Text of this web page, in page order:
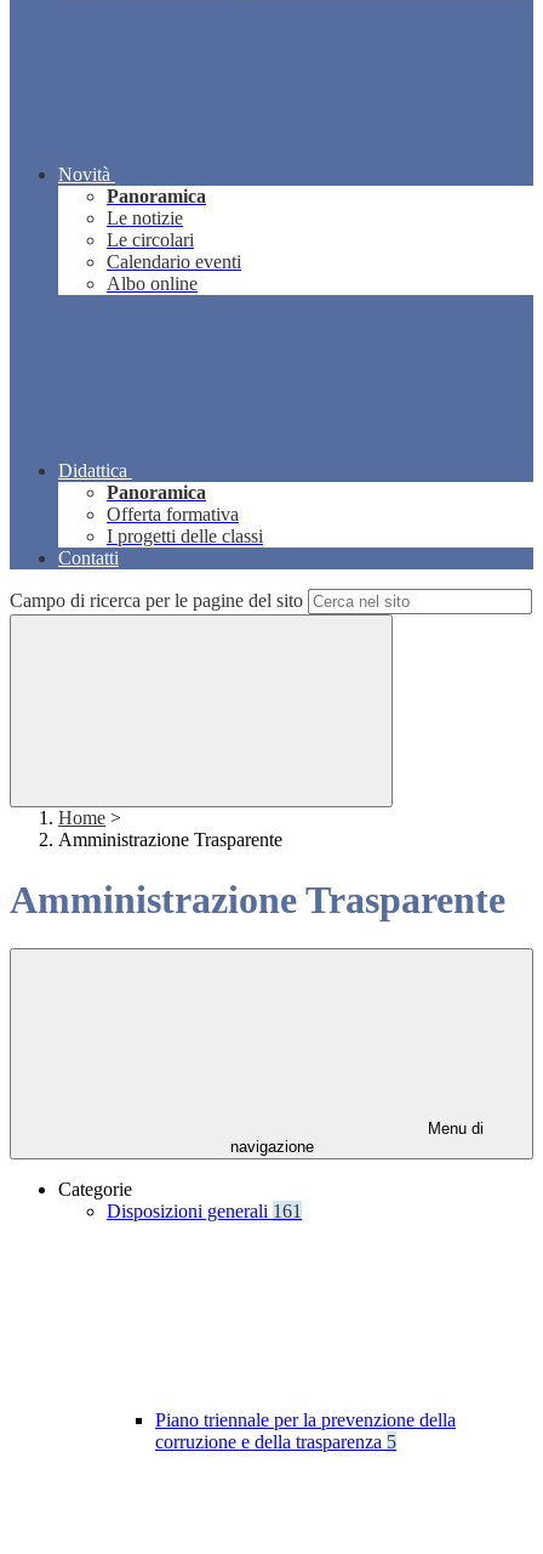
Novità
Panoramica
Le notizie
Le circolari
Calendario eventi
Albo online
Didattica
Panoramica
Offerta formativa
I progetti delle classi
Contatti
Campo di ricerca per le pagine del sito
Home >
Amministrazione Trasparente
Amministrazione Trasparente
Menu di
navigazione
Categorie
Disposizioni generali 161
Piano triennale per la prevenzione della
corruzione e della trasparenza 5